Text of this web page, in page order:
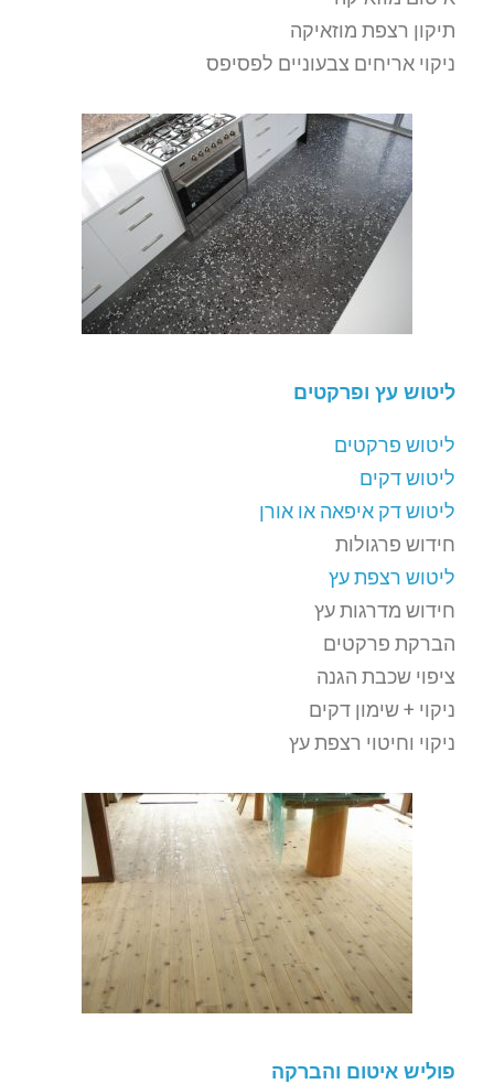
תיקון רצפת מוזאיקה
ניקוי אריחים צבעוניים לפסיפס
ליטוש עץ ופרקטים
ליטוש פרקטים
ליטוש דקים
ליטוש דק איפאה או אורן
חידוש פרגולות
ליטוש רצפת עץ
חידוש מדרגות עץ
הברקת פרקטים
ציפוי שכבת הגנה
ניקוי + שימון דקים
ניקוי וחיטוי רצפת עץ
פוליש איטום והברקה